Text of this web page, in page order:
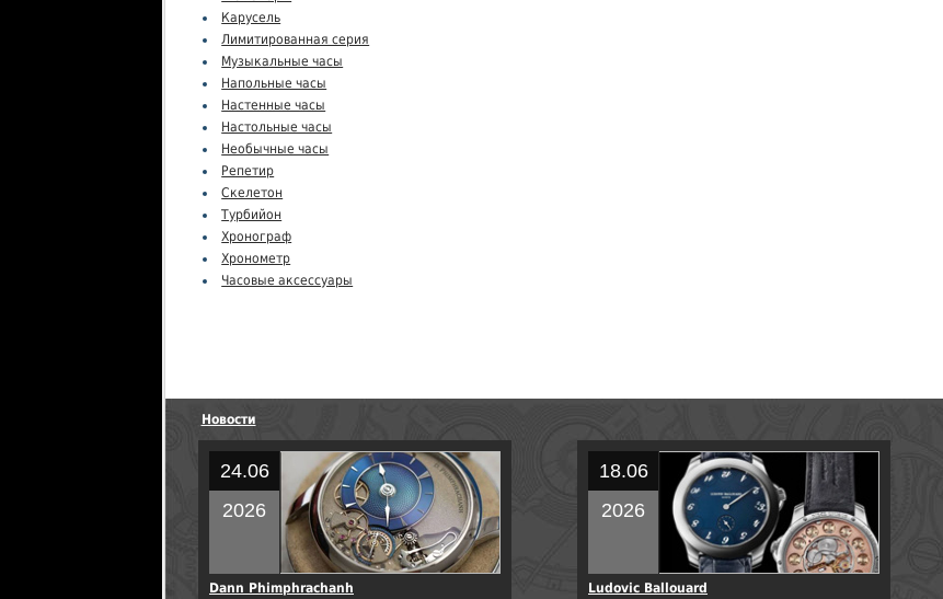
Карусель
Лимитированная серия
Музыкальные часы
Напольные часы
Настенные часы
Настольные часы
Необычные часы
Репетир
Скелетон
Турбийон
Хронограф
Хронометр
Часовые аксессуары
Новости
24.06
2026
Dann Phimphrachanh
18.06
2026
Ludovic Ballouard